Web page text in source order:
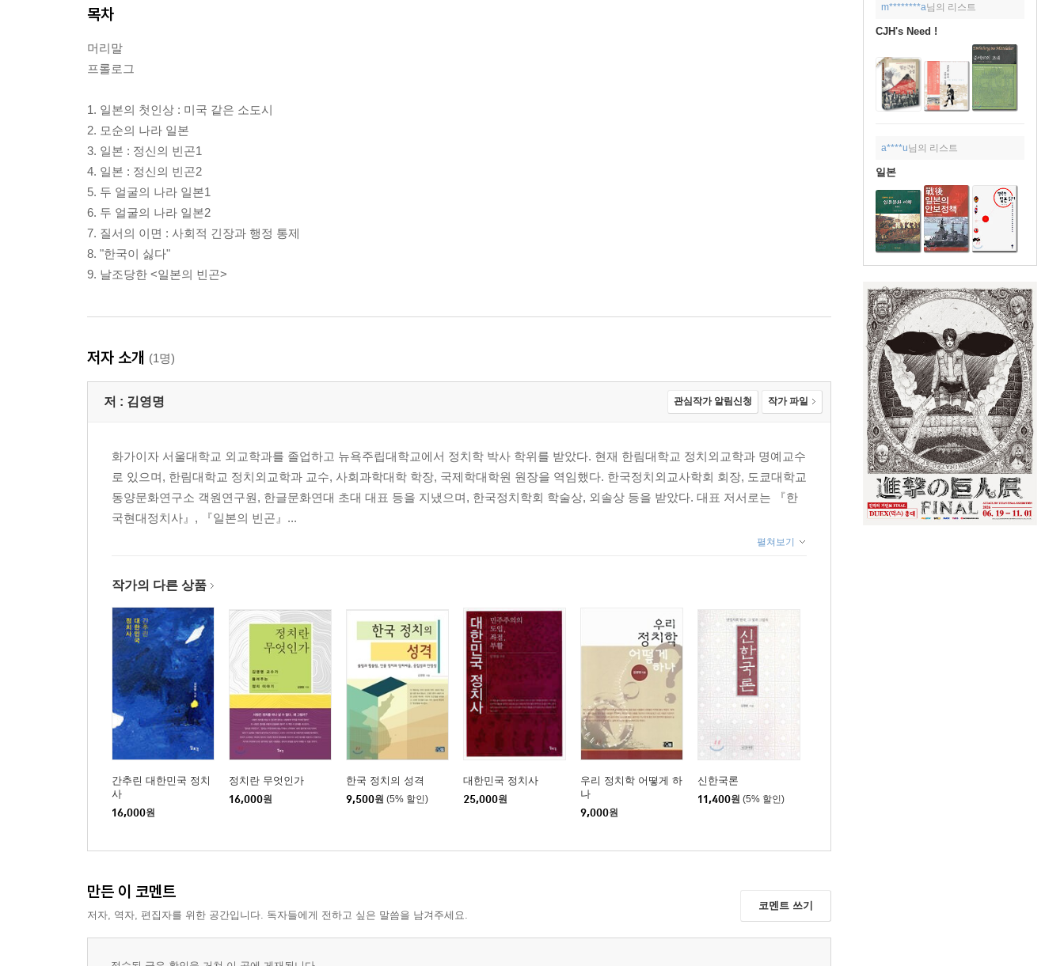
m********a님의 리스트
CJH's Need !
a****u님의 리스트
일본
목차
머리말
프롤로그
1. 일본의 첫인상 : 미국 같은 소도시
2. 모순의 나라 일본
3. 일본 : 정신의 빈곤1
4. 일본 : 정신의 빈곤2
5. 두 얼굴의 나라 일본1
6. 두 얼굴의 나라 일본2
7. 질서의 이면 : 사회적 긴장과 행정 통제
8. "한국이 싫다"
9. 날조당한 <일본의 빈곤>
저자 소개 (1명)
저 : 김영명 관심작가 알림신청 작가 파일
화가이자 서울대학교 외교학과를 졸업하고 뉴욕주립대학교에서 정치학 박사 학위를 받았다. 현재 한림대학교 정치외교학과 명예교수
로 있으며, 한림대학교 정치외교학과 교수, 사회과학대학 학장, 국제학대학원 원장을 역임했다. 한국정치외교사학회 회장, 도쿄대학교
동양문화연구소 객원연구원, 한글문화연대 초대 대표 등을 지냈으며, 한국정치학회 학술상, 외솔상 등을 받았다. 대표 저서로는 『한
국현대정치사』, 『일본의 빈곤』...
펼쳐보기
작가의 다른 상품
간추린 대한민국 정치
사
16,000원
정치란 무엇인가
16,000원
한국 정치의 성격
9,500원 (5% 할인)
대한민국 정치사
25,000원
우리 정치학 어떻게 하
나
9,000원
신한국론
11,400원 (5% 할인)
만든 이 코멘트
저자, 역자, 편집자를 위한 공간입니다. 독자들에게 전하고 싶은 말씀을 남겨주세요.
코멘트 쓰기